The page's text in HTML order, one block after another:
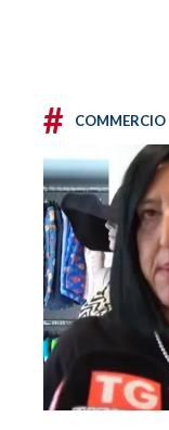
# COMMERCIO